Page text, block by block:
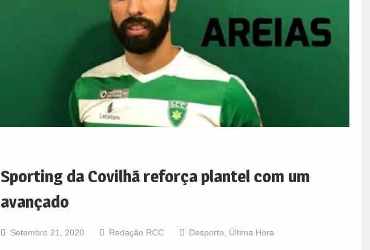
Sporting da Covilhã reforça plantel com um
avançado
Setembro 21, 2020 Redação RCC Desporto Última Hora